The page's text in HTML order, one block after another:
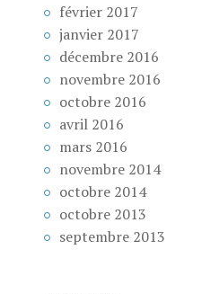
février 2017
janvier 2017
décembre 2016
novembre 2016
octobre 2016
avril 2016
mars 2016
novembre 2014
octobre 2014
octobre 2013
septembre 2013